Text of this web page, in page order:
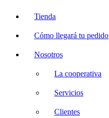
Tienda
Cómo llegará tu pedido
Nosotros
La cooperativa
Servicios
Clientes